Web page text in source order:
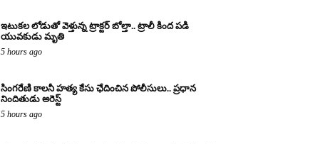
ఇటుకల లోడుతో వెళ్తున్న ట్రాక్టర్ బోల్తా.. ట్రాలీ కింద పడి
యువకుడు మృతి
5 hours ago
సింగరేణి కాలనీ హత్య కేసు ఛేదించిన పోలీసులు.. ప్రధాన
నిందితుడు అరెస్ట్
5 hours ago